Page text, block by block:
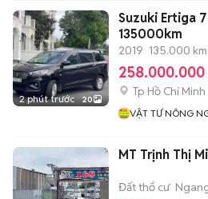
2 phút trước 20
Suzuki Ertiga
135000km
2019 135.000 km
258.000.000
Tp Hồ Chí Minh
VẬT TƯ NÔNG
MT Trịnh Thị
Đất thổ cư